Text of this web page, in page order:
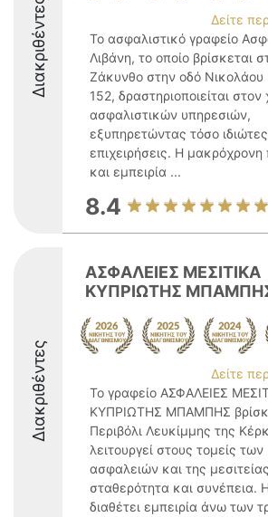
Διακριθέντες
Δείτε
Το ασφαλιστικό γραφείο
Λιβάνη, το οποίο βρίσκεται
Ζάκυνθο στην οδό Νικολάου
152, δραστηριοποιείται
ασφαλιστικών υπηρεσιών,
εξυπηρετώντας τόσο
επιχειρήσεις. Η μακρόχρονη
και εμπειρία ...
8.4
Διακριθέντες
ΑΣΦΑΛΕΙΕΣ ΜΕΣΙΤΙΚΑ
ΚΥΠΡΙΩΤΗΣ
Δείτε
Το γραφείο ΑΣΦΑΛΕΙΕΣ
ΚΥΠΡΙΩΤΗΣ ΜΠΑΜΠΗΣ
Περιβόλι Λευκίμμης της
λειτουργεί στους τομείς των
ασφαλειών και της
σταθερότητα και συνέπεια.
διαθέτει εμπειρία άνω των